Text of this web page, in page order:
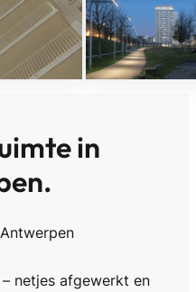
in
.
– netjes afgewerkt en